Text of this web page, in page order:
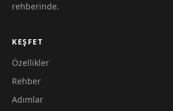
rehberinde.
KEŞFET
Özellikler
Rehber
Adımlar